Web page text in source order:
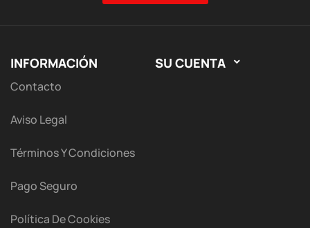
INFORMACIÓN
Contacto
Aviso Legal
Términos Y Condiciones
Pago Seguro
Política De Cookies
SU CUENTA 